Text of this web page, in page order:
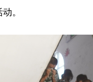
。